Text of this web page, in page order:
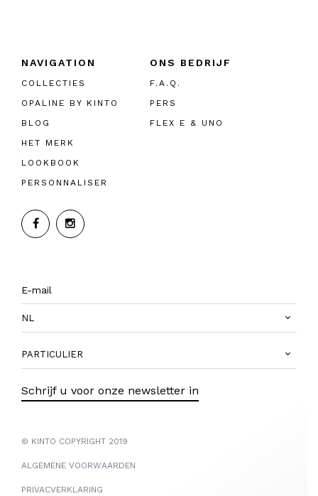
NAVIGATION
COLLECTIES
OPALINE BY KINTO
BLOG
HET MERK
LOOKBOOK
PERSONNALISER
ONS BEDRIJF
F.A.Q.
PERS
FLEX E & UNO
NL
PARTICULIER
Schrijf u voor onze newsletter in
© KINTO COPYRIGHT 2019
ALGEMENE VOORWAARDEN
PRIVACVERKLARING